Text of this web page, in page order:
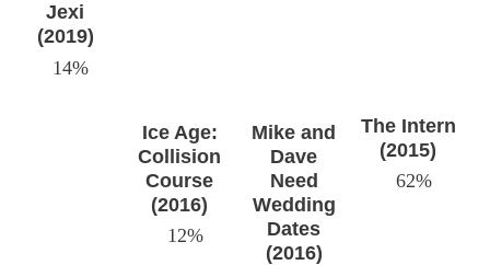
Jexi
(2019)
14%
Ice Age:
Collision
Course
(2016)
12%
Mike and
Dave
Need
Wedding
Dates
(2016)
The Intern
(2015)
62%